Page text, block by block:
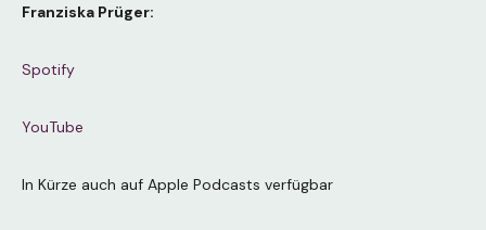
Franziska Prüger:
Spotify
YouTube
In Kürze auch auf Apple Podcasts verfügbar